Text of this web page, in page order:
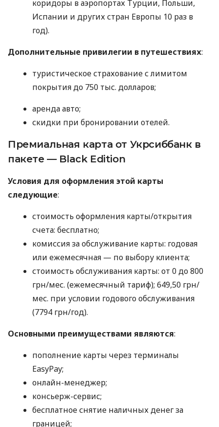
коридоры в аэропортах Турции, Польши,
Испании и других стран Европы 10 раз в
год).
Дополнительные привилегии в путешествиях:
туристическое страхование с лимитом
покрытия до 750 тыс. долларов;
аренда авто;
скидки при бронировании отелей.
Премиальная карта от Укрсиббанк в
пакете — Black Edition
Условия для оформления этой карты
следующие:
стоимость оформления карты/открытия
счета: бесплатно;
комиссия за обслуживание карты: годовая
или ежемесячная — по выбору клиента;
стоимость обслуживания карты: от 0 до 800
грн/мес. (ежемесячный тариф); 649,50 грн/
мес. при условии годового обслуживания
(7794 грн/год).
Основными преимуществами являются:
пополнение карты через терминалы
EasyPay;
онлайн-менеджер;
консьерж-сервис;
бесплатное снятие наличных денег за
границей;